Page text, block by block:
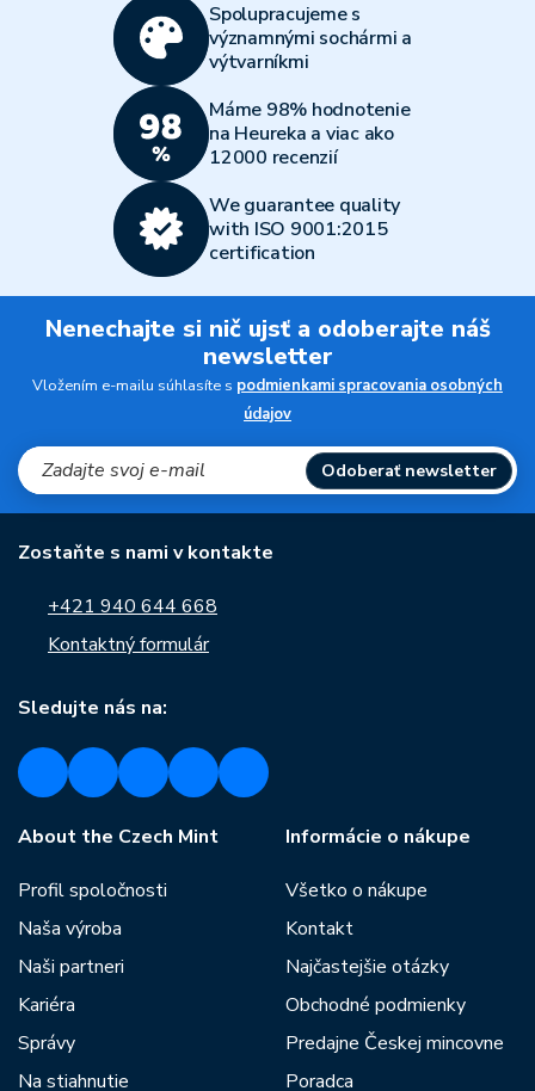
Spolupracujeme s
významnými sochármi a
výtvarníkmi
Máme 98% hodnotenie
na Heureka a viac ako
12000 recenzií
We guarantee quality
with ISO 9001:2015
certification
Nenechajte si nič ujsť a odoberajte náš
newsletter
Vložením e-mailu súhlasíte s podmienkami spracovania osobných
údajov
Odoberať newsletter
Zostaňte s nami v kontakte
+421 940 644 668
Kontaktný formulár
Sledujte nás na:
About the Czech Mint
Profil spoločnosti
Naša výroba
Naši partneri
Kariéra
Správy
Na stiahnutie
Informácie o nákupe
Všetko o nákupe
Kontakt
Najčastejšie otázky
Obchodné podmienky
Predajne Českej mincovne
Poradca